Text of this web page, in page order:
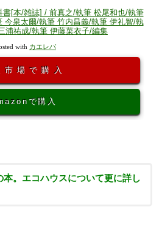
書[本/雑誌] / 前真之/執筆 松尾和也/執筆
今泉太爾/執筆 竹内昌義/執筆 伊礼智/執
浦祐成/執筆 伊藤菜衣子/編集
with カエレバ
市場で購入
で購入
本。エコハウスについて更に詳し